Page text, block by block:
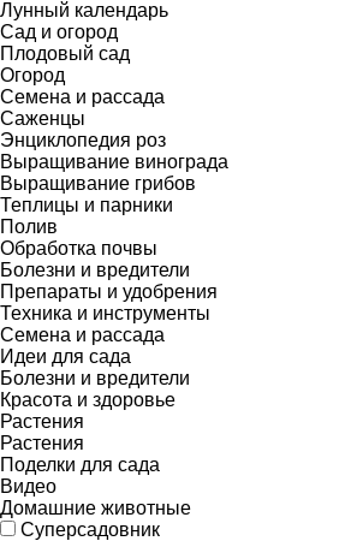
Лунный календарь
Сад и огород
Плодовый сад
Огород
Семена и рассада
Саженцы
Энциклопедия роз
Выращивание винограда
Выращивание грибов
Теплицы и парники
Полив
Обработка почвы
Болезни и вредители
Препараты и удобрения
Техника и инструменты
Семена и рассада
Идеи для сада
Болезни и вредители
Красота и здоровье
Растения
Растения
Поделки для сада
Видео
Домашние животные
Суперсадовник